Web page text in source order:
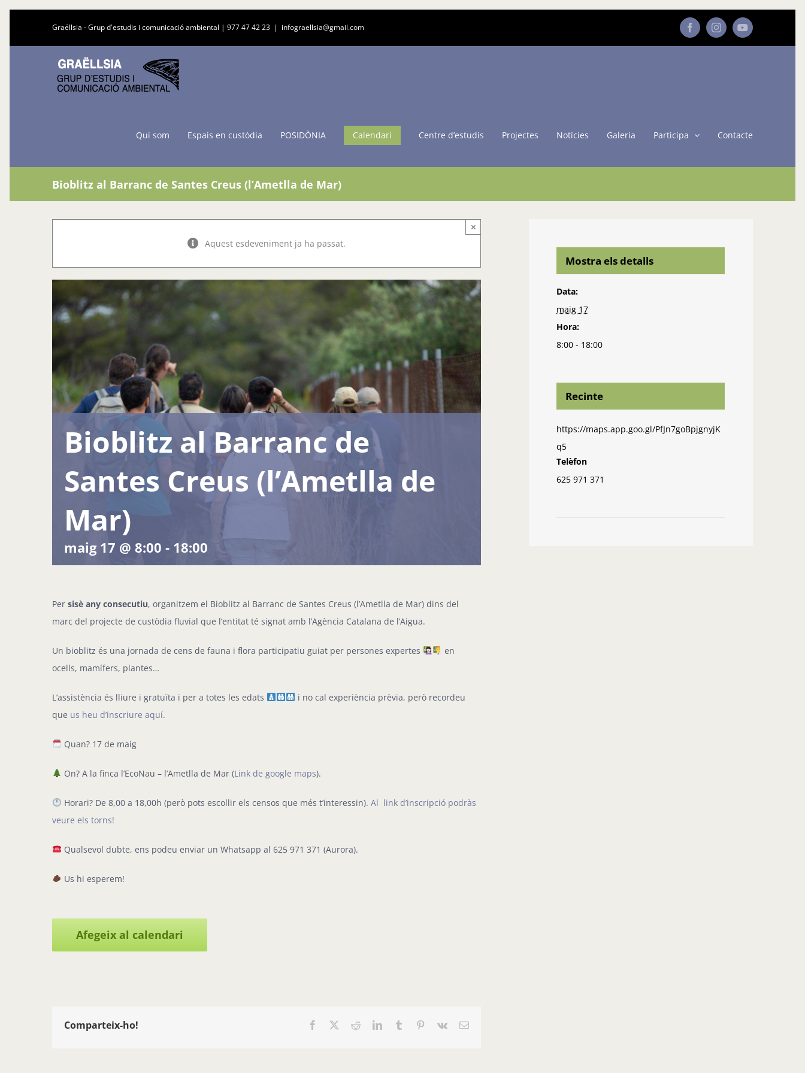
Graëllsia - Grup d'estudis i comunicació ambiental | 977 47 42 23 | infograellsia@gmail.com FacebookInstagramYouTube
Qui som Espais en custòdia POSIDÒNIA Calendari Centre d’estudis Projectes Notícies Galeria Participa Contacte
Bioblitz al Barranc de Santes Creus (l’Ametlla de Mar)
Aquest esdeveniment ja ha passat.
×
Bioblitz al Barranc de
Santes Creus (l’Ametlla de
Mar)
maig 17 @ 8:00 - 18:00
Per sisè any consecutiu, organitzem el Bioblitz al Barranc de Santes Creus (l’Ametlla de Mar) dins del
marc del projecte de custòdia fluvial que l’entitat té signat amb l’Agència Catalana de l’Aigua.
Un bioblitz és una jornada de cens de fauna i flora participatiu guiat per persones expertes
en
ocells, mamífers, plantes…
L’assistència és lliure i gratuïta i per a totes les edats
i no cal experiència prèvia, però recordeu
que us heu d’inscriure aquí.
Quan? 17 de maig
On? A la finca l’EcoNau – l’Ametlla de Mar (Link de google maps).
Horari? De 8,00 a 18,00h (però pots escollir els censos que més t’interessin). Al link d’inscripció podràs
veure els torns!
Qualsevol dubte, ens podeu enviar un Whatsapp al 625 971 371 (Aurora).
Us hi esperem!
Afegeix al calendari
Comparteix-ho! Facebook RedditLinkedInTumblr Pinterest
Vk Email:
Mostra els detalls
Data:
maig 17
Hora:
8:00 - 18:00
Recinte
https://maps.app.goo.gl/PfJn7goBpjgnyjK
q5
Telèfon
625 971 371